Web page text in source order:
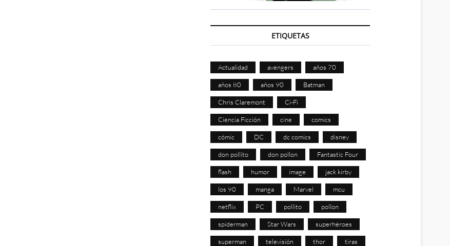
ETIQUETAS
Actualidad avengers años 70
años 80 años 90 Batman
Chris Claremont Ci-Fi
Ciencia Ficción cine comics
cómic DC dc comics disney
don pollito don pollon Fantastic Four
flash humor image jack kirby
los 90 manga Marvel mcu
netflix PC pollito pollon
spiderman Star Wars superhéroes
superman televisión thor tiras